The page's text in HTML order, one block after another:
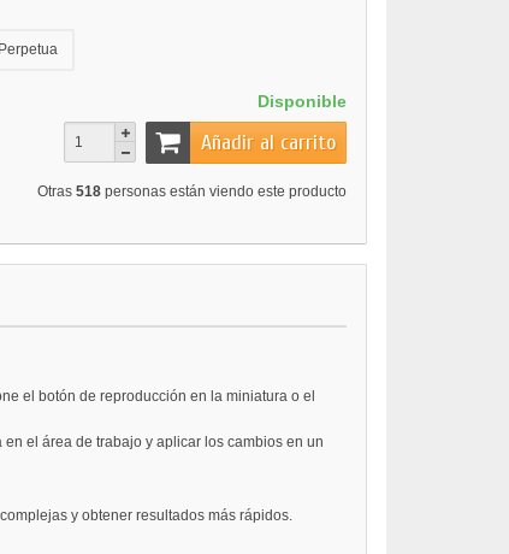
Perpetua
Disponible
Añadir al carrito
Otras 518 personas están viendo este producto
el botón de reproducción en la miniatura o el
el área de trabajo y aplicar los cambios en un
y obtener resultados más rápidos.